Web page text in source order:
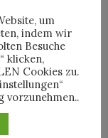
um
indem wir
Besuche
klicken,
Cookies zu.
vorzunehmen..